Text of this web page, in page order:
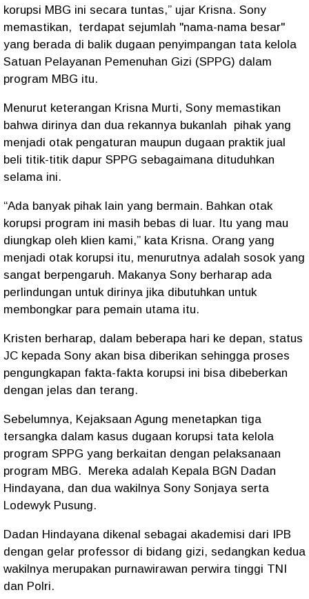
korupsi MBG ini secara tuntas,” ujar Krisna. Sony
memastikan,
terdapat sejumlah "nama-nama besar"
yang berada di balik dugaan penyimpangan tata kelola
Satuan Pelayanan Pemenuhan Gizi (SPPG) dalam
program MBG itu.
Menurut keterangan Krisna Murti, Sony memastikan
bahwa dirinya dan dua rekannya bukanlah
pihak yang
menjadi otak pengaturan maupun dugaan praktik jual
beli titik-titik dapur SPPG sebagaimana dituduhkan
selama ini.
“Ada banyak pihak lain yang bermain. Bahkan otak
korupsi program ini masih bebas di luar. Itu yang mau
diungkap oleh klien kami,” kata Krisna. Orang yang
menjadi otak korupsi itu, menurutnya adalah sosok yang
sangat berpengaruh. Makanya Sony berharap ada
perlindungan untuk dirinya jika dibutuhkan untuk
membongkar para pemain utama itu.
Kristen berharap, dalam beberapa hari ke depan, status
JC kepada Sony akan bisa diberikan sehingga proses
pengungkapan fakta-fakta korupsi ini bisa dibeberkan
dengan jelas dan terang.
Sebelumnya, Kejaksaan Agung menetapkan tiga
tersangka dalam kasus dugaan korupsi tata kelola
program SPPG yang berkaitan dengan pelaksanaan
program MBG.
Mereka adalah Kepala BGN Dadan
Hindayana, dan dua wakilnya Sony Sonjaya serta
Lodewyk Pusung.
Dadan Hindayana dikenal sebagai akademisi dari IPB
dengan gelar professor di bidang gizi, sedangkan kedua
wakilnya merupakan purnawirawan perwira tinggi TNI
dan Polri.